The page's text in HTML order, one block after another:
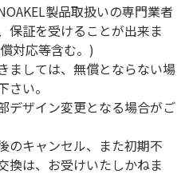
製品取扱いの専門業者
保証を受けることが出来ま
対応等含む。)
ましては、無償とならない場
い。
ザイン変更となる場合がご
キャンセル、また初期不
換は、お受けいたしかねま